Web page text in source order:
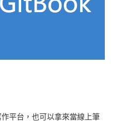
平台，也可以拿來當線上筆